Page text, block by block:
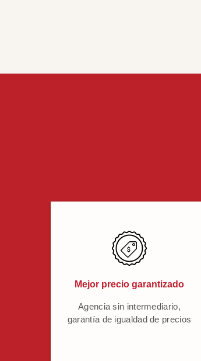
Mejor precio garantizado
Agencia sin intermediario,
garantía de igualdad de precios